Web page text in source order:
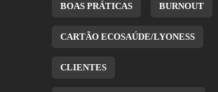
BOAS PRÁTICAS BURNOUT
CARTÃO ECOSAÚDE/LYONESS
CLIENTES